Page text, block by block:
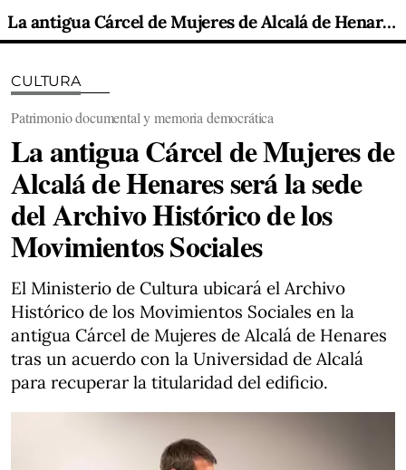
La antigua Cárcel de Mujeres de Alcalá de Henares será la sede del Archivo Histórico de los Movimientos Sociales
CULTURA
Patrimonio documental y memoria democrática
La antigua Cárcel de Mujeres de
Alcalá de Henares será la sede
del Archivo Histórico de los
Movimientos Sociales
El Ministerio de Cultura ubicará el Archivo
Histórico de los Movimientos Sociales en la
antigua Cárcel de Mujeres de Alcalá de Henares
tras un acuerdo con la Universidad de Alcalá
para recuperar la titularidad del edificio.